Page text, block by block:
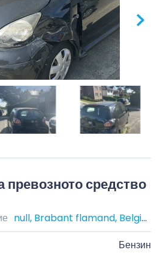
превозното средство
null, Brabant flamand, Belgique
Бензин